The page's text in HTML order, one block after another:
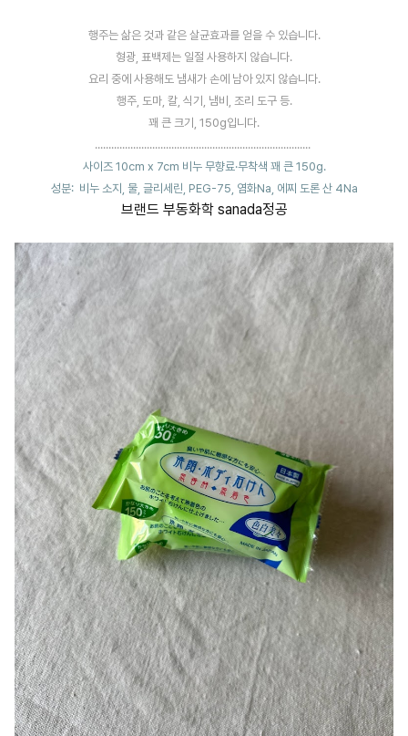
행주는 삶은 것과 같은 살균효과를 얻을 수 있습니다.
형광, 표백제는 일절 사용하지 않습니다.
요리 중에 사용해도 냄새가 손에 남아 있지 않습니다.
행주, 도마, 칼, 식기, 냄비, 조리 도구 등.
꽤 큰 크기, 150g입니다.
...............................................................................
사이즈 10cm x 7cm 비누 무향료·무착색 꽤 큰 150g.
성분: 비누 소지, 물, 글리세린, PEG-75, 염화Na, 에찌 도론 산 4Na
브랜드 부동화학 sanada정공